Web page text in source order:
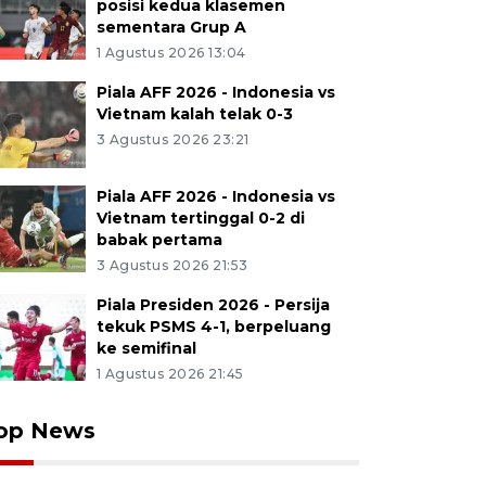
posisi kedua klasemen
sementara Grup A
1 Agustus 2026 13:04
Piala AFF 2026 - Indonesia vs
Vietnam kalah telak 0-3
3 Agustus 2026 23:21
Piala AFF 2026 - Indonesia vs
Vietnam tertinggal 0-2 di
babak pertama
3 Agustus 2026 21:53
Piala Presiden 2026 - Persija
tekuk PSMS 4-1, berpeluang
ke semifinal
1 Agustus 2026 21:45
News